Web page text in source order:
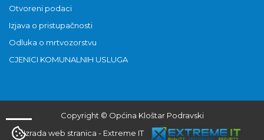
Otvoreni podaci
Izjava o pristupačnosti
Odluka o mrtvozorstvu
CJENICI KOMUNALNIH USLUGA
Copyright © Općina Kloštar Podravski
Izrada web stranica - Extreme IT